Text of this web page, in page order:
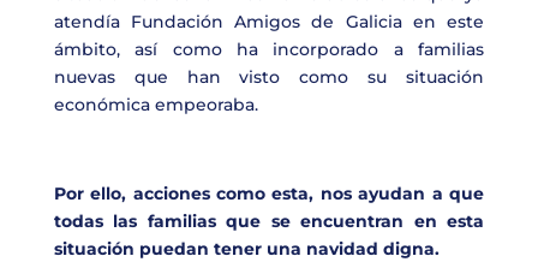
atendía Fundación Amigos de Galicia en este
ámbito, así como ha incorporado a familias
nuevas que han visto como su situación
económica empeoraba.
Por ello, acciones como esta, nos ayudan a que
todas las familias que se encuentran en esta
situación puedan tener una navidad digna.